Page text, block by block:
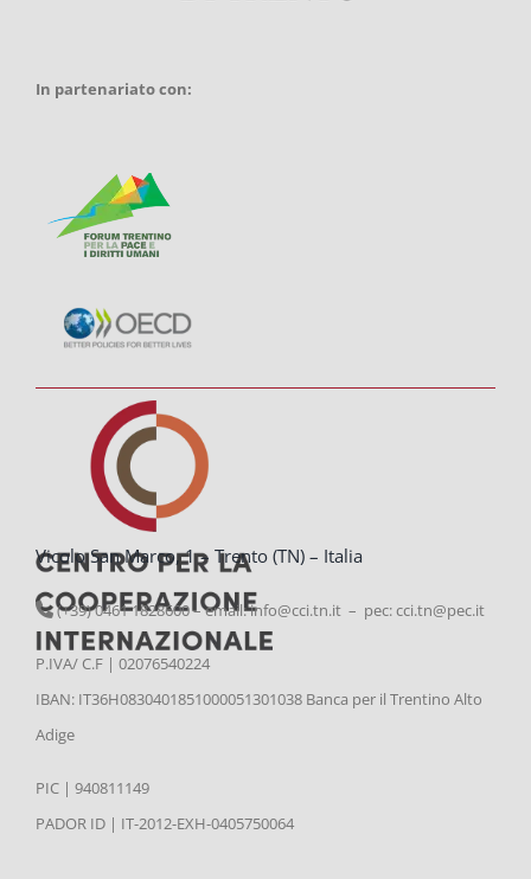
In partenariato con:
Vicolo San Marco, 1 – Trento (TN) – Italia
(+39) 0461 1828600 – email:info@cci.tn.it – pec: cci.tn@pec.it
P.IVA/ C.F | 02076540224
IBAN: IT36H0830401851000051301038 Banca per il Trentino Alto
Adige
PIC | 940811149
PADOR ID | IT-2012-EXH-0405750064